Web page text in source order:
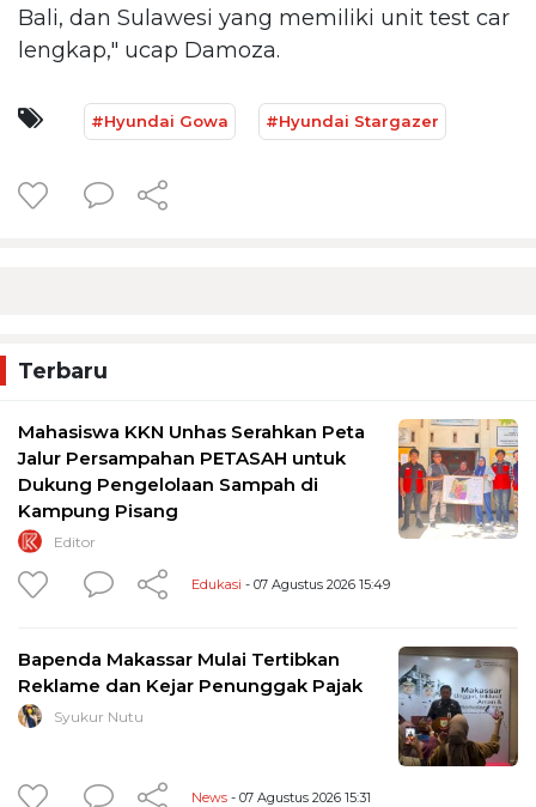
Bali, dan Sulawesi yang memiliki unit test car
lengkap," ucap Damoza.
#Hyundai Gowa #Hyundai Stargazer
Terbaru
Mahasiswa KKN Unhas Serahkan Peta
Jalur Persampahan PETASAH untuk
Dukung Pengelolaan Sampah di
Kampung Pisang
Editor
Edukasi - 07 Agustus 2026 15:49
Bapenda Makassar Mulai Tertibkan
Reklame dan Kejar Penunggak Pajak
Syukur Nutu
News - 07 Agustus 2026 15:31